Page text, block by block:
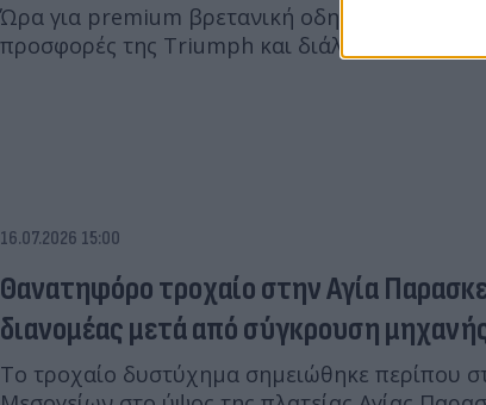
Ώρα για premium βρετανική οδηγική
προσφορές της Triumph και διάλεξε τη δική
16.07.2026 15:00
Θανατηφόρο τροχαίο στην Αγία
διανομέας μετά από σύγκρουση
Το τροχαίο δυστύχημα σημειώθηκε περίπου